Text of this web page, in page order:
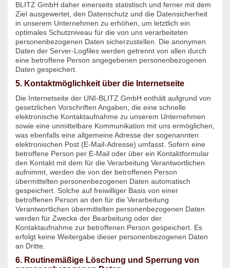
BLITZ GmbH daher einerseits statistisch und ferner mit dem
Ziel ausgewertet, den Datenschutz und die Datensicherheit
in unserem Unternehmen zu erhöhen, um letztlich ein
optimales Schutzniveau für die von uns verarbeiteten
personenbezogenen Daten sicherzustellen. Die anonymen
Daten der Server-Logfiles werden getrennt von allen durch
eine betroffene Person angegebenen personenbezogenen
Daten gespeichert.
5. Kontaktmöglichkeit über die Internetseite
Die Internetseite der UNI-BLITZ GmbH enthält aufgrund von
gesetzlichen Vorschriften Angaben, die eine schnelle
elektronische Kontaktaufnahme zu unserem Unternehmen
sowie eine unmittelbare Kommunikation mit uns ermöglichen,
was ebenfalls eine allgemeine Adresse der sogenannten
elektronischen Post (E-Mail-Adresse) umfasst. Sofern eine
betroffene Person per E-Mail oder über ein Kontaktformular
den Kontakt mit dem für die Verarbeitung Verantwortlichen
aufnimmt, werden die von der betroffenen Person
übermittelten personenbezogenen Daten automatisch
gespeichert. Solche auf freiwilliger Basis von einer
betroffenen Person an den für die Verarbeitung
Verantwortlichen übermittelten personenbezogenen Daten
werden für Zwecke der Bearbeitung oder der
Kontaktaufnahme zur betroffenen Person gespeichert. Es
erfolgt keine Weitergabe dieser personenbezogenen Daten
an Dritte.
6. Routinemäßige Löschung und Sperrung von